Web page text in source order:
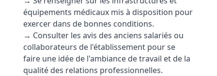
équipements médicaux mis à disposition pour
exercer dans de bonnes conditions.
→ Consulter les avis des anciens salariés ou
collaborateurs de l'établissement pour se
faire une idée de l'ambiance de travail et de la
qualité des relations professionnelles.